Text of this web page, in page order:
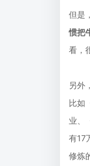
但是
惯把
看，
另外
比如
业、
有17
修炼